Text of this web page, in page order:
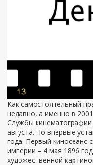
Как самостоятельный
недавно, а именно в
Службы кинематографии
августа. Но впервые
года. Первый киносеанс
империи – 4 мая 1896
художественной